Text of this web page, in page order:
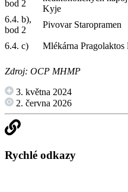
bod 2
Kyje
6.4. b),
bod 2
Pivovar Staropramen
6.4. c) Mlékárna Pragolaktos
Zdroj: OCP MHMP
3. května 2024
2. června 2026
Rychlé odkazy